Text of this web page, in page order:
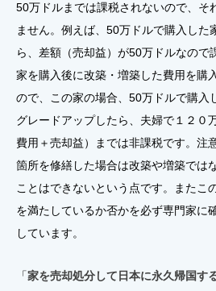
50万ドルまでは課税されないので、そ
ません。例えば、50万ドルで購入した
ら、差額（売却益）が50万ドルなので
家を購入後に改築・増築した費用を購
ので、この家の場合、50万ドルで購入
グレードアップしたら、夫婦で１２０
費用＋売却益）までは非課税です。注
箇所を修繕した場合は改築や増築では
ことはできないという点です。またこ
を満たしているか否かを必ず専門家に
しています。
「家を売却処分して日本に永久帰国す